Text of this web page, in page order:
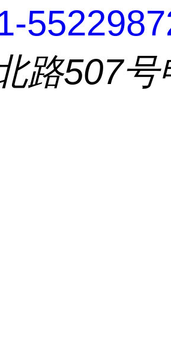
路507号